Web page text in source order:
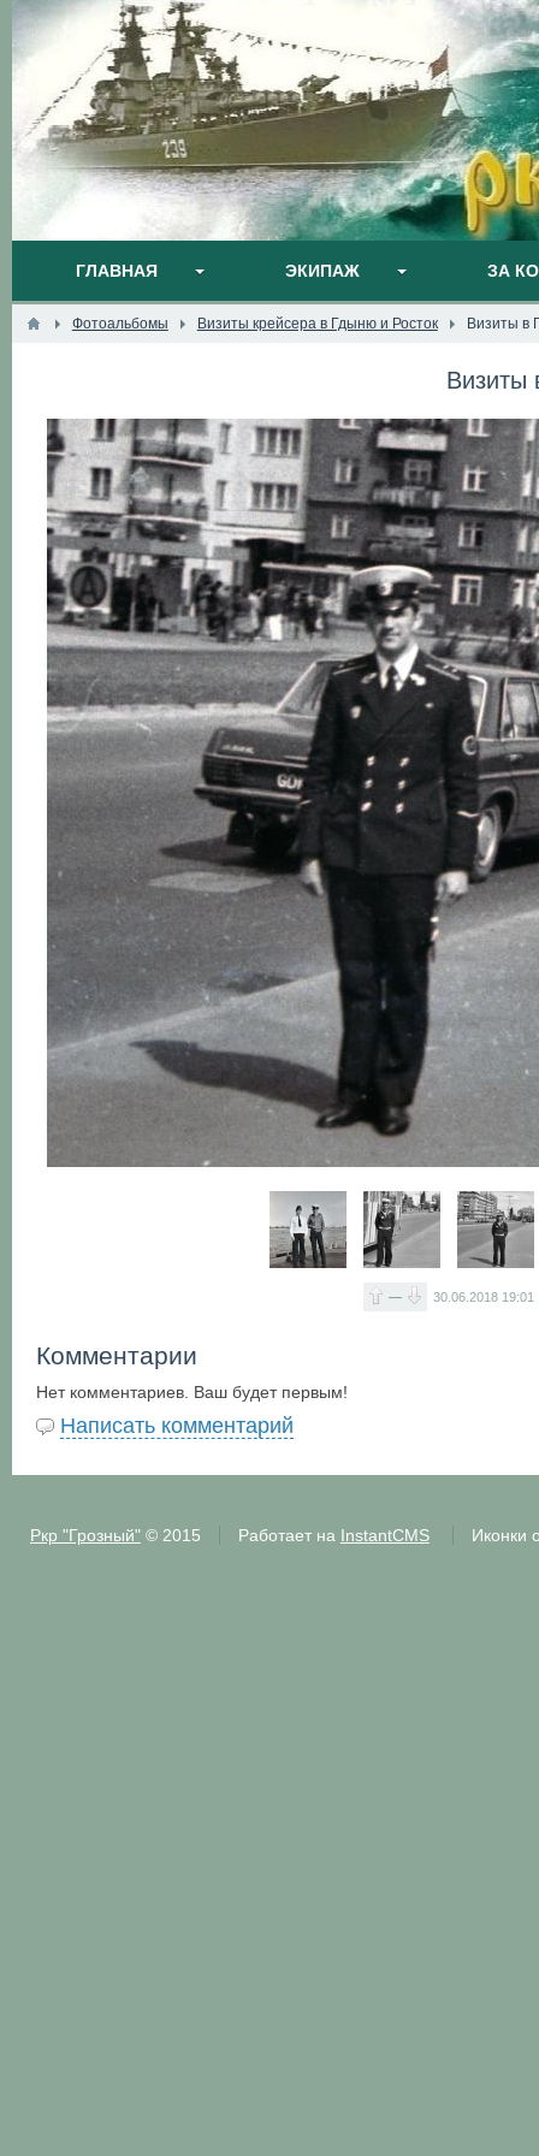
ГЛАВНАЯ ЭКИПАЖ ЗА
Фотоальбомы Визиты крейсера в Гдыню и Росток Визиты в
Визиты
— 30.06.2018 19:01
Комментарии
Нет комментариев. Ваш будет первым!
Написать комментарий
Ркр "Грозный"© 2015 Работает на InstantCMS Иконки